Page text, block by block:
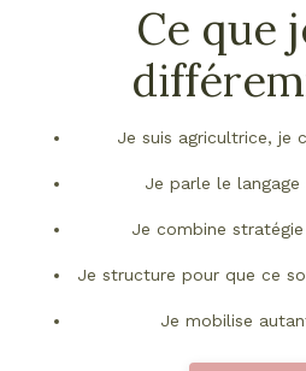
Ce que
Je suis agricultrice, je
Je parle le
Je combine
Je structure pour que ce
Je mobilise